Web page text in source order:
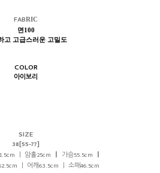
FABRIC
면100
고 고급스러운 고밀도
COLOR
아이보리
SIZE
38[55-77]
ㅣ 암홀25cm
가슴55.5cm
ㅣ 어깨63.5cm ㅣ 소매46.5cm